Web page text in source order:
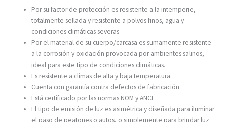
Por su factor de protección es resistente a la intemperie,
totalmente sellada y resistente a polvos finos, agua y
condiciones climáticas severas
Por el material de su cuerpo/carcasa es sumamente resistente
a la corrosión y oxidación provocada por ambientes salinos,
ideal para este tipo de condiciones climáticas.
Es resistente a climas de alta y baja temperatura
Cuenta con garantía contra defectos de fabricación
Está certificado por las normas NOM y ANCE
El tipo de emisión de luz es asimétrica y diseñada para iluminar
el paso de peatones o autos, o simplemente para brindar luz